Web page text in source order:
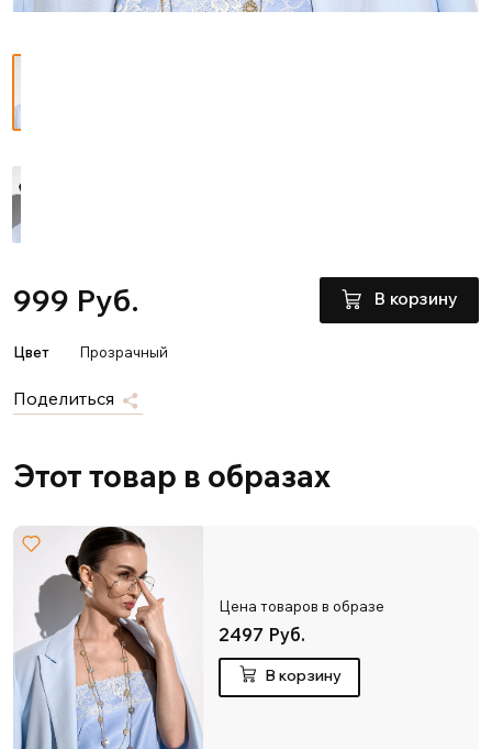
999 Руб. В корзину
Цвет Прозрачный
Поделиться
Этот товар в образах
Цена товаров в образе
2497 Руб.
В корзину